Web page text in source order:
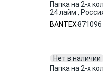
Папка на 2-х
24 лайм ,
871096
BANTEX871096
Нет в наличии
Папка на 2-х